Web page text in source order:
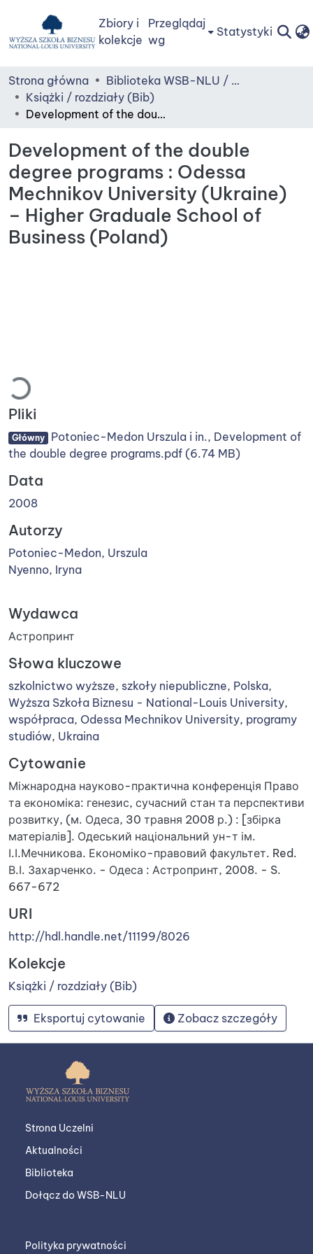
Zbiory i
kolekcje
Przeglądaj
wg
Statystyki
Strona główna
Biblioteka WSB-NLU / Library of WSB-NLU
Książki / rozdziały (Bib)
Development of the double degree programs : Odessa Mechnikov University (Ukraine) – Higher Graduale School of Business (Poland)
Development of the double
degree programs : Odessa
Mechnikov University (Ukraine)
– Higher Graduale School of
Business (Poland)
Pliki
Główny Potoniec-Medon Urszula i in., Development of
the double degree programs.pdf (6.74 MB)
Data
2008
Autorzy
Potoniec-Medon, Urszula
Nyenno, Iryna
Wydawca
Астропринт
Słowa kluczowe
szkolnictwo wyższe, szkoły niepubliczne, Polska,
Wyższa Szkoła Biznesu - National-Louis University,
współpraca, Odessa Mechnikov University, programy
studiów, Ukraina
Cytowanie
Міжнародна науково-практична конференція Право
та економіка: генезис, сучасний стан та перспективи
розвитку, (м. Одеса, 30 травня 2008 р.) : [збірка
матеріалів]. Одеський національний ун-т ім.
І.І.Мечникова. Економіко-правовий факультет. Red.
В.І. Захарченко. - Одеса : Астропринт, 2008. - S.
667-672
URI
http://hdl.handle.net/11199/8026
Kolekcje
Książki / rozdziały (Bib)
Eksportuj cytowanie Zobacz szczegóły
Strona Uczelni
Aktualności
Biblioteka
Dołącz do WSB-NLU
Polityka prywatności